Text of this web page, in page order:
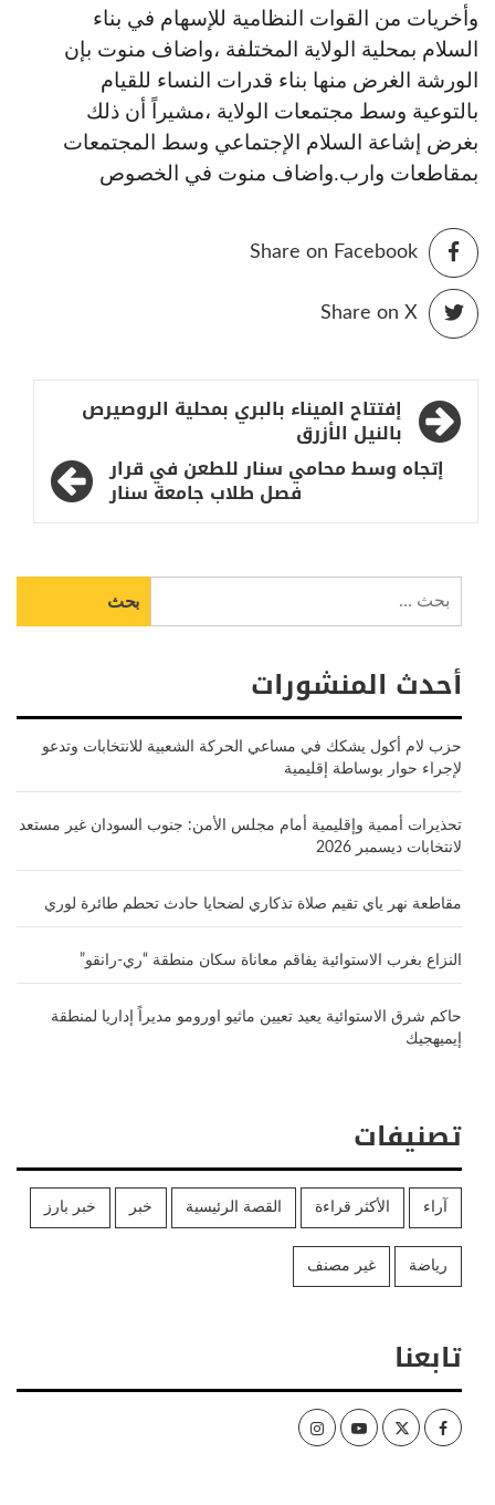
وأخريات من القوات النظامية للإسهام في بناء
السلام بمحلية الولاية المختلفة ،واضاف منوت بإن
الورشة الغرض منها بناء قدرات النساء للقيام
بالتوعية وسط مجتمعات الولاية ،مشيراً أن ذلك
بغرض إشاعة السلام الإجتماعي وسط المجتمعات
بمقاطعات وارب.واضاف منوت في الخصوص
Share on Facebook
Share on X
تصفّح
المقالات
إفتتاح الميناء بالبري بمحلية الروصيرص
بالنيل الأزرق
إتجاه وسط محامي سنار للطعن في قرار
فصل طلاب جامعة سنار
عن:
أحدث المنشورات
حزب لام أكول يشكك في مساعي الحركة الشعبية للانتخابات وتدعو
لإجراء حوار بوساطة إقليمية
تحذيرات أممية وإقليمية أمام مجلس الأمن: جنوب السودان غير مستعد
لانتخابات ديسمبر 2026
مقاطعة نهر ياي تقيم صلاة تذكاري لضحايا حادث تحطم طائرة لوري
النزاع بغرب الاستوائية يفاقم معاناة سكان منطقة “ري-رانقو”
حاكم شرق الاستوائية يعيد تعيين ماثيو اورومو مديراً إداريا لمنطقة
إيميهجيك
تصنيفات
آراء الأكثر قراءة القصة الرئيسية خبر خبر بارز
رياضة غير مصنف
تابعنا
Facebook
Twitter
Youtube
Instagram